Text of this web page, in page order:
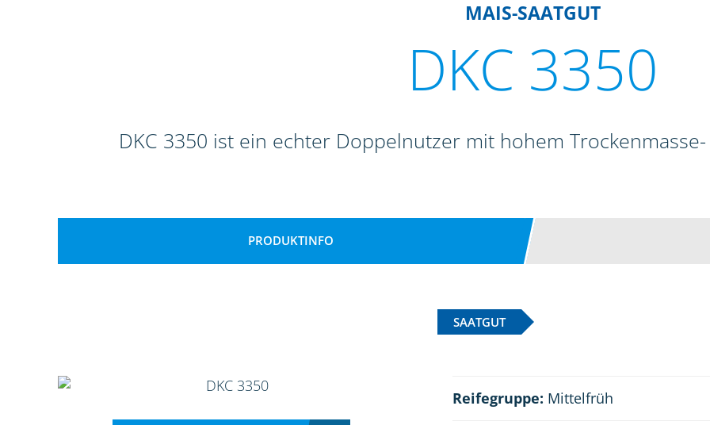
MAIS-SAATGUT
DKC 3350
DKC 3350 ist ein echter Doppelnutzer mit hohem
PRODUKTINFO
SAATGUT
Reifegruppe: Mittelfrüh